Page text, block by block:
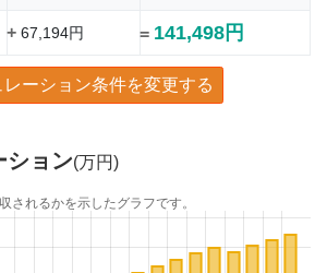
+67,194円 = 141,498円
レーション条件を変更する
ション(万円)
されるかを示したグラフです。